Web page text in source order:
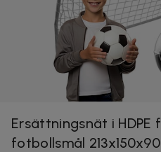
Ersättningsnät i HDPE
fotbollsmål